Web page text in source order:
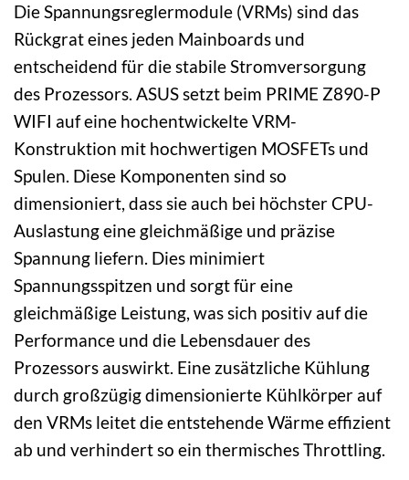
Die Spannungsreglermodule (VRMs) sind das
Rückgrat eines jeden Mainboards und
entscheidend für die stabile Stromversorgung
des Prozessors. ASUS setzt beim PRIME Z890-P
WIFI auf eine hochentwickelte VRM-
Konstruktion mit hochwertigen MOSFETs und
Spulen. Diese Komponenten sind so
dimensioniert, dass sie auch bei höchster CPU-
Auslastung eine gleichmäßige und präzise
Spannung liefern. Dies minimiert
Spannungsspitzen und sorgt für eine
gleichmäßige Leistung, was sich positiv auf die
Performance und die Lebensdauer des
Prozessors auswirkt. Eine zusätzliche Kühlung
durch großzügig dimensionierte Kühlkörper auf
den VRMs leitet die entstehende Wärme effizient
ab und verhindert so ein thermisches Throttling.